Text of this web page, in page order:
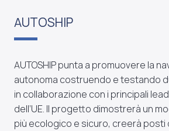
AUTOSHIP
AUTOSHIP punta a promuovere la
autonoma costruendo e testando
in collaborazione con i principali
dell’UE. Il progetto dimostrerà un
più ecologico e sicuro, creerà posti